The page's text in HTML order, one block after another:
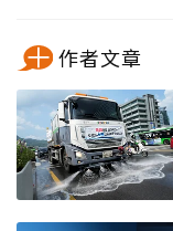
作者文章